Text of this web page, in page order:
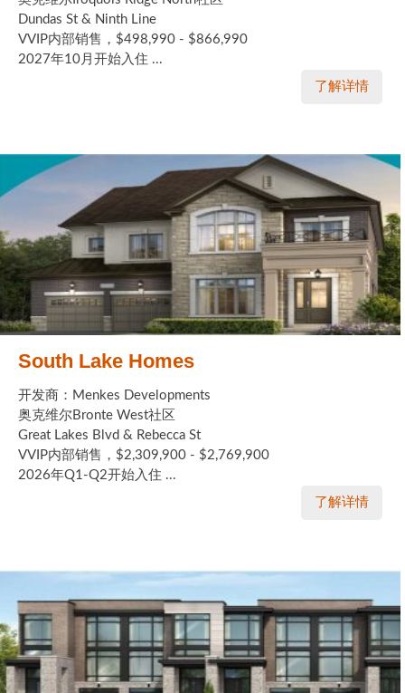
Dundas St & Ninth Line
VVIP内部销售，$498,990 - $866,990
2027年10月开始入住 ...
了解详情
South Lake Homes
开发商：Menkes Developments
奥克维尔Bronte West社区
Great Lakes Blvd & Rebecca St
VVIP内部销售，$2,309,900 - $2,769,900
2026年Q1-Q2开始入住 ...
了解详情